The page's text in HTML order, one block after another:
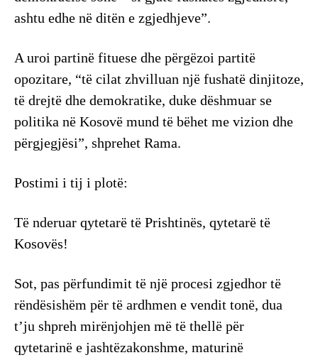
ashtu edhe në ditën e zgjedhjeve”.
A uroi partinë fituese dhe përgëzoi partitë
opozitare, “të cilat zhvilluan një fushatë dinjitoze,
të drejtë dhe demokratike, duke dëshmuar se
politika në Kosovë mund të bëhet me vizion dhe
përgjegjësi”, shprehet Rama.
Postimi i tij i plotë:
Të nderuar qytetarë të Prishtinës, qytetarë të
Kosovës!
Sot, pas përfundimit të një procesi zgjedhor të
rëndësishëm për të ardhmen e vendit tonë, dua
t’ju shpreh mirënjohjen më të thellë për
qytetarinë e jashtëzakonshme, maturinë